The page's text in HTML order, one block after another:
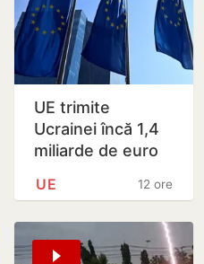
UE trimite
Ucrainei încă 1,4
miliarde de euro
generate de
înghețate
12 ore
UE